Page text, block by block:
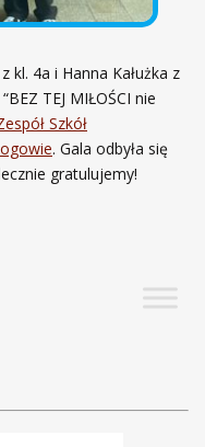
kl. 4a i Hanna Kałużka z
TEJ MIŁOŚCI nie
Szkół
. Gala odbyła się
gratulujemy!